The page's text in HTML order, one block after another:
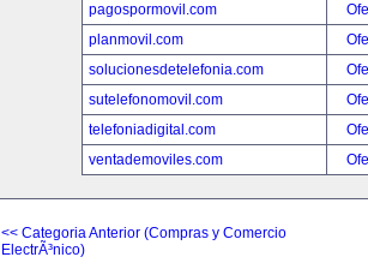
pagospormovil.com
planmovil.com
solucionesdetelefonia.com
sutelefonomovil.com
telefoniadigital.com
ventademoviles.com
<< Categoria Anterior (Compras y Comercio
ElectrÃ³nico)